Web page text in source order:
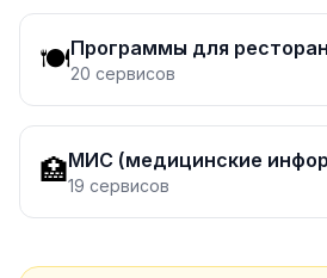
🍽️Программы для
20 сервисов
🏥19 сервисов